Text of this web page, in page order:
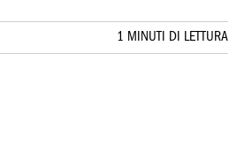
1 MINUTI DI LETTURA